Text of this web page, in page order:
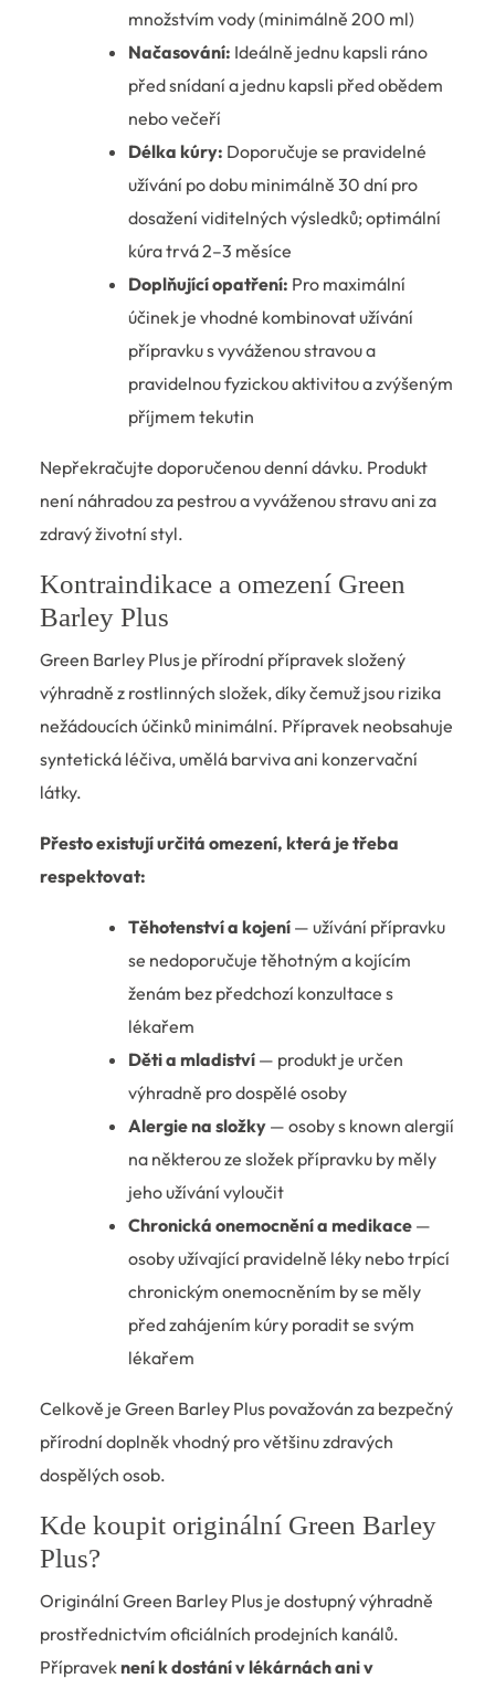
množstvím vody (minimálně 200 ml)
Načasování: Ideálně jednu kapsli ráno
před snídaní a jednu kapsli před obědem
nebo večeří
Délka kúry: Doporučuje se pravidelné
užívání po dobu minimálně 30 dní pro
dosažení viditelných výsledků; optimální
kúra trvá 2–3 měsíce
Doplňující opatření: Pro maximální
účinek je vhodné kombinovat užívání
přípravku s vyváženou stravou a
pravidelnou fyzickou aktivitou a zvýšeným
příjmem tekutin
Nepřekračujte doporučenou denní dávku. Produkt
není náhradou za pestrou a vyváženou stravu ani za
zdravý životní styl.
Kontraindikace a omezení Green
Barley Plus
Green Barley Plus je přírodní přípravek složený
výhradně z rostlinných složek, díky čemuž jsou rizika
nežádoucích účinků minimální. Přípravek neobsahuje
syntetická léčiva, umělá barviva ani konzervační
látky.
Přesto existují určitá omezení, která je třeba
respektovat:
Těhotenství a kojení — užívání přípravku
se nedoporučuje těhotným a kojícím
ženám bez předchozí konzultace s
lékařem
Děti a mladiství — produkt je určen
výhradně pro dospělé osoby
Alergie na složky — osoby s known alergií
na některou ze složek přípravku by měly
jeho užívání vyloučit
Chronická onemocnění a medikace —
osoby užívající pravidelně léky nebo trpící
chronickým onemocněním by se měly
před zahájením kúry poradit se svým
lékařem
Celkově je Green Barley Plus považován za bezpečný
přírodní doplněk vhodný pro většinu zdravých
dospělých osob.
Kde koupit originální Green Barley
Plus?
Originální Green Barley Plus je dostupný výhradně
prostřednictvím oficiálních prodejních kanálů.
Přípraveknení k dostání v lékárnách ani v